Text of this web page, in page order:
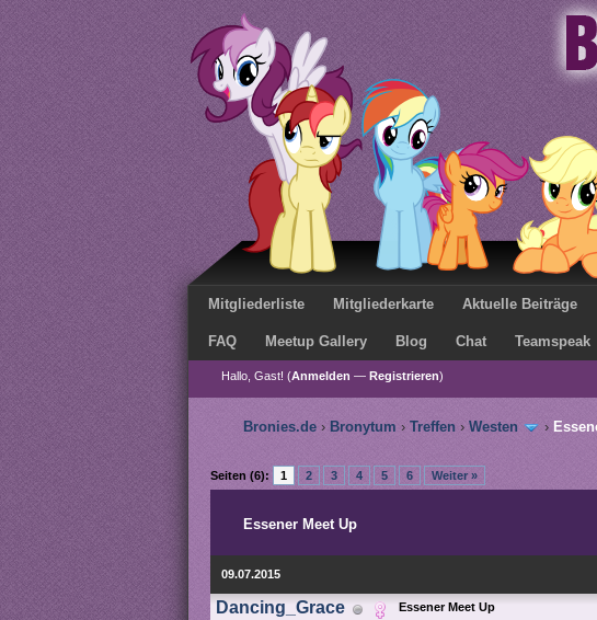
Mitgliederliste Mitgliederkarte Aktuelle Beiträge
FAQ Meetup Gallery Blog Chat Teamspeak
Hallo, Gast! (Anmelden — Registrieren)
Bronies.de › Bronytum › Treffen › Westen ›
Seiten (6): 1 2 3 4 5 6 Weiter »
Essener Meet Up
09.07.2015
Dancing_Grace Essener Meet Up